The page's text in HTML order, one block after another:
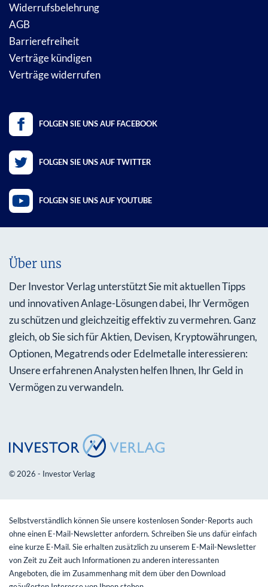
Widerrufsbelehrung
AGB
Barrierefreiheit
Verträge kündigen
Verträge widerrufen
FOLGEN SIE UNS AUF FACEBOOK
FOLGEN SIE UNS AUF TWITTER
FOLGEN SIE UNS AUF YOUTUBE
Über uns
Der Investor Verlag unterstützt Sie mit aktuellen Tipps
und innovativen Anlage-Lösungen dabei, Ihr Vermögen
zu schützen und gleichzeitig effektiv zu vermehren. Ganz
gleich, ob Sie sich für Aktien, Devisen, Kryptowährungen,
Optionen, Megatrends oder Edelmetalle interessieren:
Unsere erfahrenen Analysten helfen Ihnen, Ihr Geld in
Vermögen zu verwandeln.
© 2026 - Investor Verlag
Selbstverständlich können Sie unsere kostenlosen Sonder-Reports auch
ohne einen E-Mail-Newsletter anfordern. Schreiben Sie uns dafür einfach
eine kurze E-Mail. Sie erhalten zusätzlich zu unserem E-Mail-Newsletter
von Zeit zu Zeit auch Informationen zu anderen interessanten
Angeboten, die im Zusammenhang mit dem über den Download